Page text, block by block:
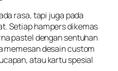
rasa,tapi juga pada
.Setiaphampersdikemas
pasteldengansentuhan
memesandesaincustom
ucapan,ataukartuspesial